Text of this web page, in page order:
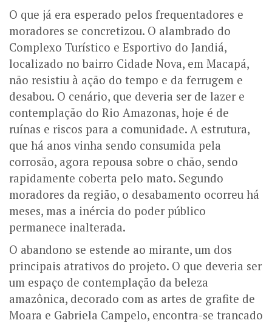
O que já era esperado pelos frequentadores e
moradores se concretizou. O alambrado do
Complexo Turístico e Esportivo do Jandiá,
localizado no bairro Cidade Nova, em Macapá,
não resistiu à ação do tempo e da ferrugem e
desabou. O cenário, que deveria ser de lazer e
contemplação do Rio Amazonas, hoje é de
ruínas e riscos para a comunidade. A estrutura,
que há anos vinha sendo consumida pela
corrosão, agora repousa sobre o chão, sendo
rapidamente coberta pelo mato. Segundo
moradores da região, o desabamento ocorreu há
meses, mas a inércia do poder público
permanece inalterada.
O abandono se estende ao mirante, um dos
principais atrativos do projeto. O que deveria ser
um espaço de contemplação da beleza
amazônica, decorado com as artes de grafite de
Moara e Gabriela Campelo, encontra-se trancado